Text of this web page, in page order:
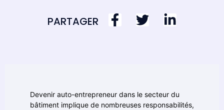
PARTAGER
Devenir auto-entrepreneur dans le secteur du
bâtiment implique de nombreuses responsabilités,